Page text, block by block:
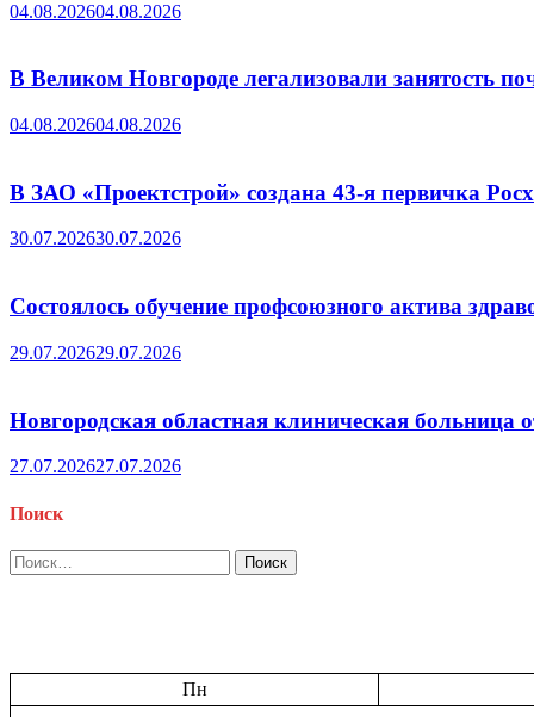
04.08.202604.08.2026
В Великом Новгороде легализовали занятость
04.08.202604.08.2026
В ЗАО «Проектстрой» создана 43-я первичка
30.07.202630.07.2026
Состоялось обучение профсоюзного актива
29.07.202629.07.2026
Новгородская областная клиническая больница
27.07.202627.07.2026
Поиск
Найти:
Пн